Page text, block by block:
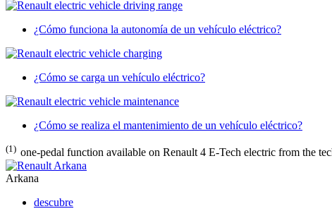
¿Cómo funciona la autonomía de un vehículo eléctrico?
¿Cómo se carga un vehículo eléctrico?
¿Cómo se realiza el mantenimiento de un vehículo eléctrico?
(1) one-pedal function available on Renault 4 E-Tech electric from the
Arkana
descubre